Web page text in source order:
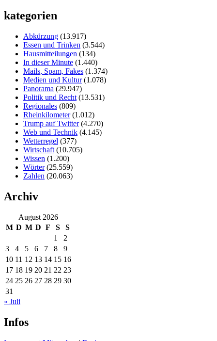
kategorien
Abkürzung (13.917)
Essen und Trinken (3.544)
Hausmitteilungen (134)
In dieser Minute (1.440)
Mails, Spam, Fakes (1.374)
Medien und Kultur(1.078)
Panorama (29.947)
Politik und Recht (13.531)
Regionales (809)
Rheinkilometer(1.012)
Trump auf Twitter(4.270)
Web und Technik (4.145)
Wetterregel (377)
Wirtschaft (10.705)
Wissen (1.200)
Wörter(25.559)
Zahlen (20.063)
Archiv
August 2026
M D M D F S
S
1
2
3
4 5 6 7 8
9
10 11 12 13 14 15 16
17 18 19 20 21 22 23
24 25 26 27 28 29 30
31
« Juli
Infos